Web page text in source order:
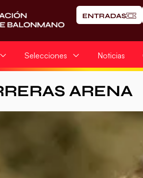
ENTRADAS
Selecciones Noticias
ARENA